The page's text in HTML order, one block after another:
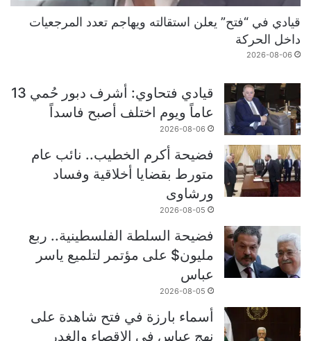
قيادي في “فتح” يعلن استقالته ويهاجم تعدد المرجعيات
داخل الحركة
2026-08-06
قيادي فتحاوي: أشرف دبور حُمي 13
عاماً ويوم اختلف أصبح فاسداً
2026-08-06
فضيحة أكرم الخطيب.. نائب عام
متورط بقضايا أخلاقية وفساد
ورشاوى
2026-08-05
فضيحة السلطة الفلسطينية.. ربع
مليون$ على مؤتمر لتلميع ياسر
عباس
2026-08-05
أسماء بارزة في فتح شاهدة على
نهج عباس في الإقصاء والغدر